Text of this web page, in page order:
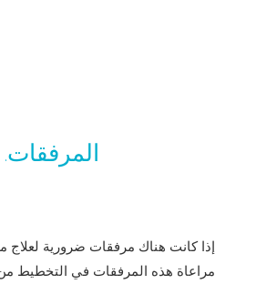
المرفقات.
إذا كانت هناك مرفقات ضرورية لعلاج
مراعاة هذه المرفقات في التخطيط